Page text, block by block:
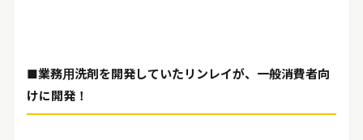
■業務用洗剤を開発していたリンレイが、一般消費者向
けに開発！